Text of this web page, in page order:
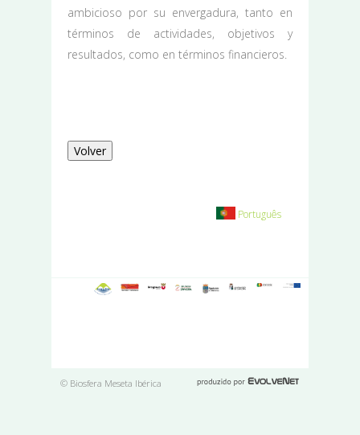
ambicioso por su envergadura, tanto en
términos de actividades, objetivos y
resultados, como en términos financieros.
Volver
Português
© Biosfera Meseta Ibérica